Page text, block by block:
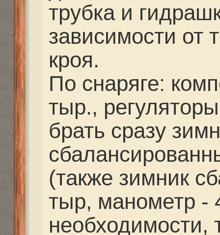
дайвинг опасен!!!
Re: Выбор маски
barishok
А для чего нужен
Re: Выбор маски
strannik » 05 сен 2014,